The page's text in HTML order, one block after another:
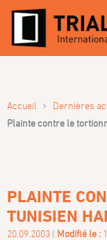
Accueil › Dernières
Plainte contre le
PLAINTE
TUNISIEN
20.09.2003 ( Modifié le :